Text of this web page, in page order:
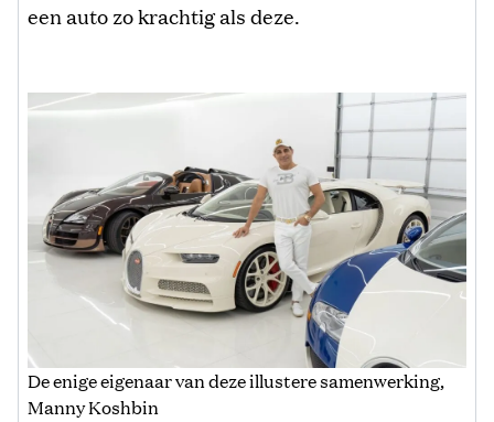
een auto zo krachtig als deze.
De enige eigenaar van deze illustere samenwerking,
Manny Koshbin